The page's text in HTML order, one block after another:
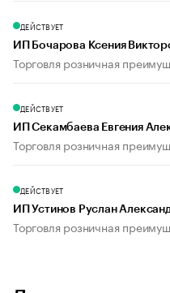
ДЕЙСТВУЕТ
ИП Бочарова Ксения
Торговля розничная
ДЕЙСТВУЕТ
ИП Секамбаева Евгения
Торговля розничная
ДЕЙСТВУЕТ
ИП Устинов Руслан
Торговля розничная